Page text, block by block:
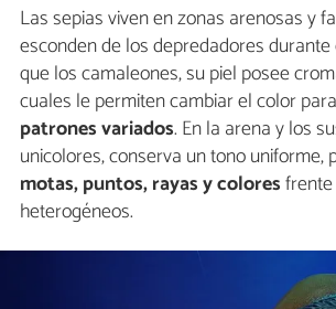
Las sepias viven en zonas arenosas y
esconden de los depredadores durante
que los camaleones, su piel posee
cuales le permiten cambiar el color para
patrones variados. En la arena y los
unicolores, conserva un tono uniforme,
motas, puntos, rayasy colores
heterogéneos.